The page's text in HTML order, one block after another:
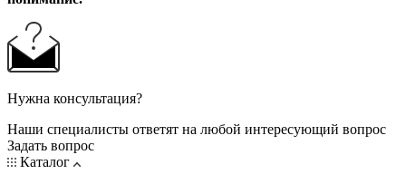
Нужна консультация?
Наши специалисты ответят на любой интересующий вопрос
Задать вопрос
Каталог